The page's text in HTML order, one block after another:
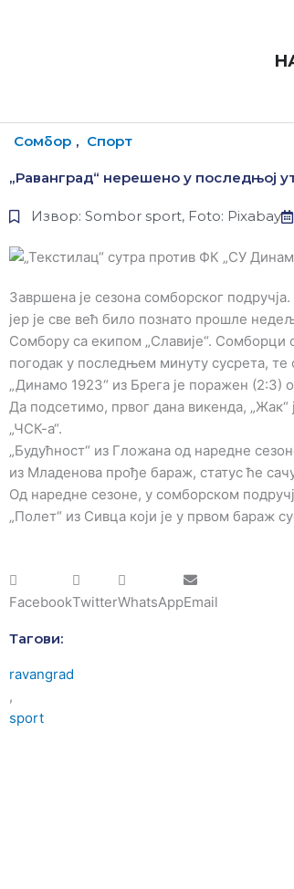
Сомбор , Спорт
„Раванград“ нерешено у последњој
Извор: Sombor sport, Foto: Pixabay
Завршена је сезона сомборског
јер је све већ било познато прошле
Сомбору са екипом „Славије“. Сомборци
погодак у последњем минуту сусрета,
„Динамо 1923“ из Брега је поражен
Да подсетимо, првог дана викенда,
„ЧСК-а“.
„Будућност“ из Гложана од наредне
из Младенова прође бараж, статус ће
Од наредне сезоне, у сомборском
„Полет“ из Сивца који је у првом бараж
FacebookTwitterWhatsAppEmail
Тагови:
ravangrad
,
sport